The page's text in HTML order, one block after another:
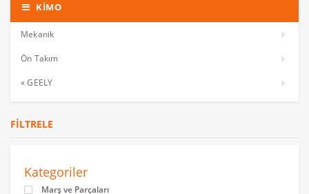
KİMO
Mekanik
Ön Takım
« GEELY
FILTRELE
Kategoriler
Marş ve Parçaları